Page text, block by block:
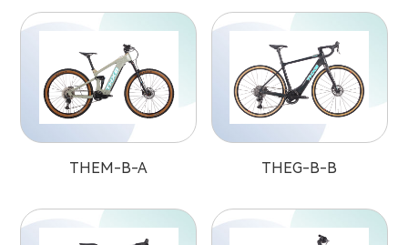
THEM-B-A THEG-B-B